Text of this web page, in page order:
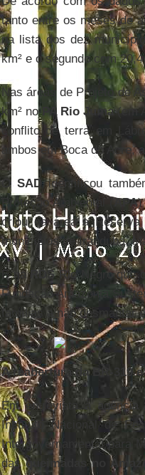
tanto entre os meses de
na lista dos dez
km² e o segundo com
Nas áreas de Projeto de
km² no PA Rio Juma(em
conflito de terra em
ambos em Boca do Acre,
O SAD identificou
Proteção Ambiental (APA)
criou na área a Reserva
municípios de Iranduba,
É na RDSRio Negro que
Fundação Amazônia
famílias a não desmantar
A reabertura da BR-319
Em entrevista à agência
Instituto Nacional de
Intergovernamental para
dasqueimadas no